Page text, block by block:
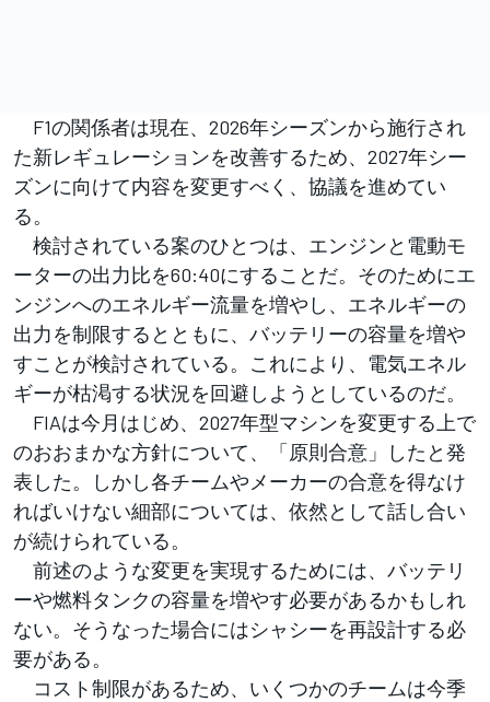
F1の関係者は現在、2026年シーズンから施行され
た新レギュレーションを改善するため、2027年シー
ズンに向けて内容を変更すべく、協議を進めてい
る。
検討されている案のひとつは、エンジンと電動モ
ーターの出力比を60:40にすることだ。そのためにエ
ンジンへのエネルギー流量を増やし、エネルギーの
出力を制限するとともに、バッテリーの容量を増や
すことが検討されている。これにより、電気エネル
ギーが枯渇する状況を回避しようとしているのだ。
FIAは今月はじめ、2027年型マシンを変更する上で
のおおまかな方針について、「原則合意」したと発
表した。しかし各チームやメーカーの合意を得なけ
ればいけない細部については、依然として話し合い
が続けられている。
前述のような変更を実現するためには、バッテリ
ーや燃料タンクの容量を増やす必要があるかもしれ
ない。そうなった場合にはシャシーを再設計する必
要がある。
コスト制限があるため、いくつかのチームは今季